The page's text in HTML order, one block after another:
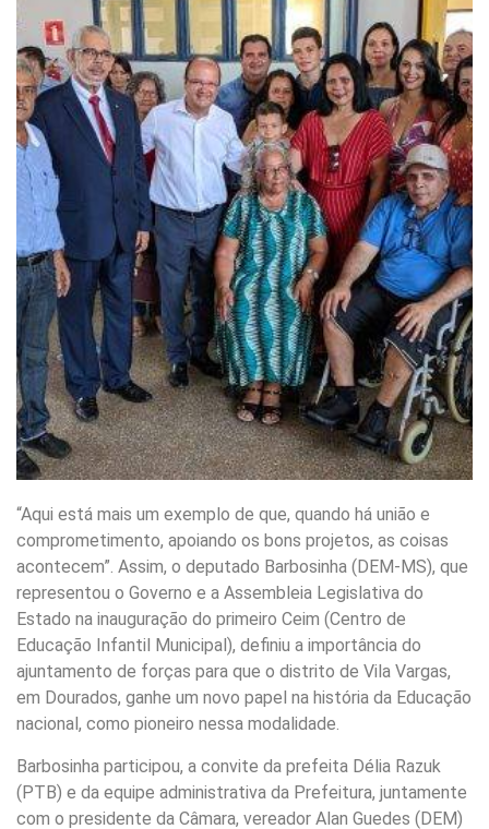
“Aqui está mais um exemplo de que, quando há união e
comprometimento, apoiando os bons projetos, as coisas
acontecem”. Assim, o deputado Barbosinha (DEM-MS), que
representou o Governo e a Assembleia Legislativa do
Estado na inauguração do primeiro Ceim (Centro de
Educação Infantil Municipal), definiu a importância do
ajuntamento de forças para que o distrito de Vila Vargas,
em Dourados, ganhe um novo papel na história da Educação
nacional, como pioneiro nessa modalidade.
Barbosinha participou, a convite da prefeita Délia Razuk
(PTB) e da equipe administrativa da Prefeitura, juntamente
com o presidente da Câmara, vereador Alan Guedes (DEM)